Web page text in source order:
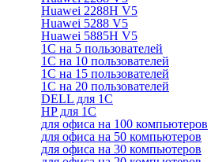
Huawei 2288H V5
Huawei 5288 V5
Huawei 5885H V5
1С на 5 пользователей
1С на 10 пользователей
1С на 15 пользователей
1С на 20 пользователей
DELL для 1С
HP для 1С
для офиса на 100 компьютеров
для офиса на 50 компьютеров
для офиса на 30 компьютеров